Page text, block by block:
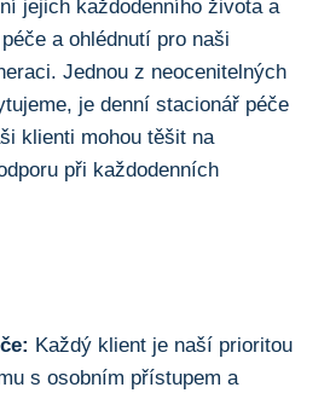
jejich každodenního života a
a ohlédnutí pro naši
Jednou z neocenitelných
je denní stacionář péče
klienti mohou těšit na
při každodenních
Každý klient je naší prioritou
s osobním přístupem a